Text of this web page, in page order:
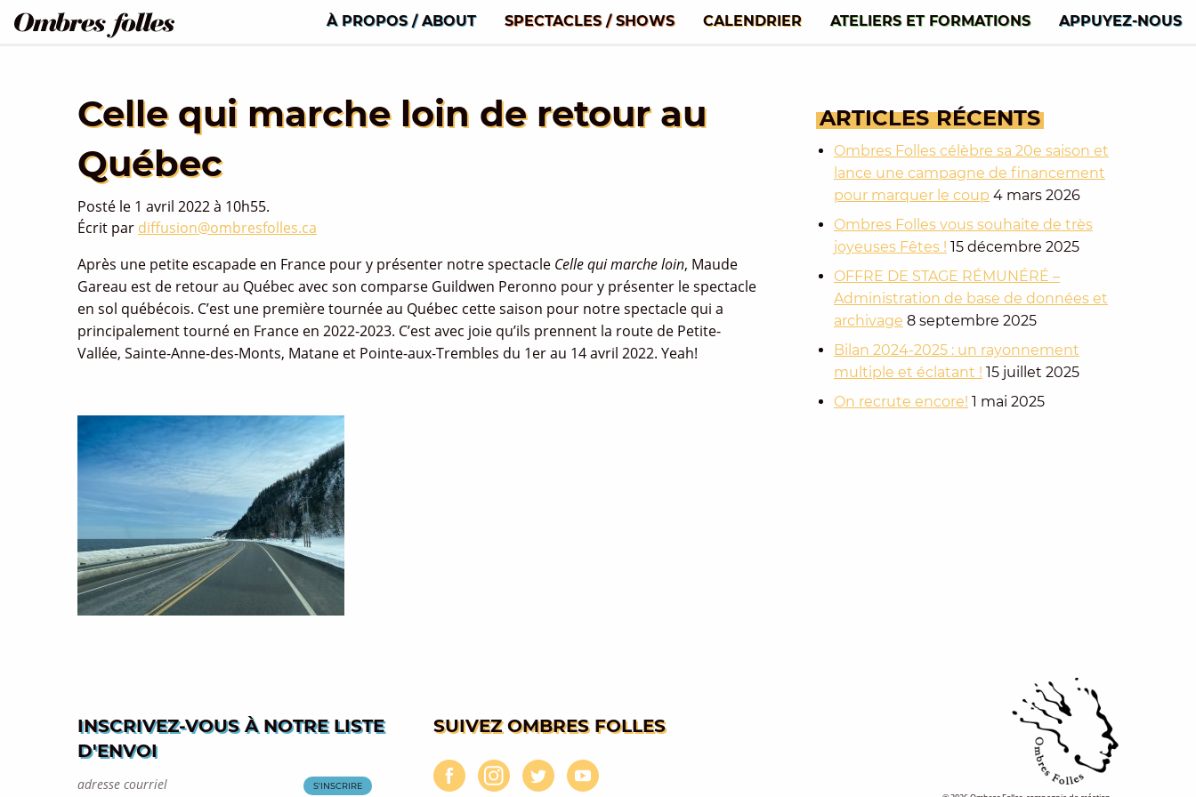
À PROPOS / ABOUT SPECTACLES / SHOWS CALENDRIER ATELIERS ET FORMATIONS APPUYEZ-NOUS
Celle qui marche loin de retour au
Québec
Posté le 1 avril 2022 à 10h55.
Écrit par diffusion@ombresfolles.ca
Après une petite escapade en France pour y présenter notre spectacle Celle qui marche loin, Maude
Gareau est de retour au Québec avec son comparse Guildwen Peronno pour y présenter le spectacle
en sol québécois. C’est une première tournée au Québec cette saison pour notre spectacle qui a
principalement tourné en France en 2022-2023. C’est avec joie qu’ils prennent la route de Petite-
Vallée, Sainte-Anne-des-Monts, Matane et Pointe-aux-Trembles du 1er au 14 avril 2022. Yeah!
ARTICLES RÉCENTS
Ombres Folles célèbre sa 20e saison et
lance une campagne de financement
pour marquer le coup 4 mars 2026
Ombres Folles vous souhaite de très
joyeuses Fêtes ! 15 décembre 2025
OFFRE DE STAGE RÉMUNÉRÉ –
Administration de base de données et
archivage 8 septembre 2025
Bilan 2024-2025 : un rayonnement
multiple et éclatant ! 15 juillet 2025
On recrute encore! 1 mai 2025
INSCRIVEZ-VOUS À NOTRE LISTE
D'ENVOI
SUIVEZ OMBRES FOLLES